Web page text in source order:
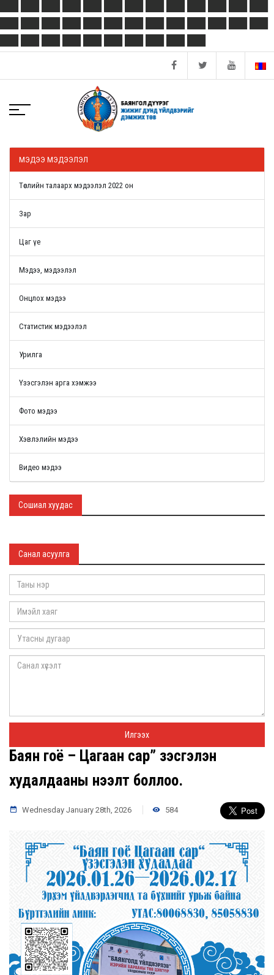
МЭДЭЭ МЭДЭЭЛЭЛ
Төслийн талаарх мэдээлэл 2022 он
Зар
Цаг үе
Мэдээ, мэдээлэл
Онцлох мэдээ
Статистик мэдээлэл
Урилга
Үзэсгэлэн арга хэмжээ
Фото мэдээ
Хэвлэлийн мэдээ
Видео мэдээ
Сошиал хуудас
Санал асуулга
Баян гоё – Цагаан сар” үзэсгэлэн
худалдааны нээлт боллоо.
Wednesday January 28th, 2026 584